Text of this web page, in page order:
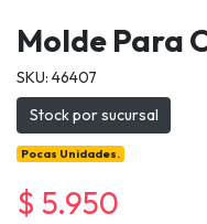
Molde Para
SKU: 46407
Stock por sucursal
Pocas Unidades.
$ 5.950